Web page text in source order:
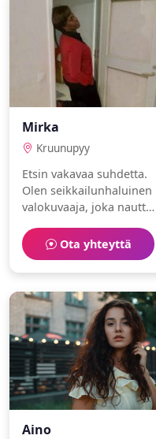
Mirka
Kruunupyy
Etsin vakavaa suhdetta.
Olen seikkailunhaluinen
valokuvaaja, joka nauttii
design.Ota yhteyttä
Aino